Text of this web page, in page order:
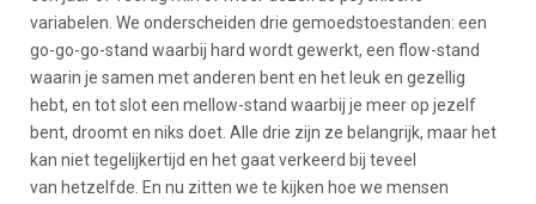
variabelen. We onderscheiden drie gemoedstoestanden: een
go-go-go-stand waarbij hard wordt gewerkt, een flow-stand
waarin je samen met anderen bent en het leuk en gezellig
hebt, en tot slot een mellow-stand waarbij je meer op jezelf
bent, droomt en niks doet. Alle drie zijn ze belangrijk, maar het
kan niet tegelijkertijd en het gaat verkeerd bij teveel
van hetzelfde. En nu zitten we te kijken hoe we mensen